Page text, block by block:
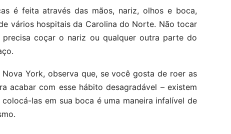
é feita através das mãos, nariz, olhos e boca,
vários hospitais da Carolina do Norte. Não tocar
coçar o nariz ou qualquer outra parte do
York, observa que, se você gosta de roer as
acabar com esse hábito desagradável – existem
las em sua boca é uma maneira infalível de